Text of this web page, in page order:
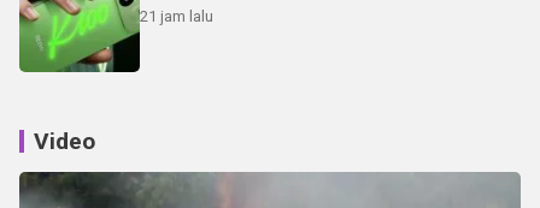
21 jam lalu
Video